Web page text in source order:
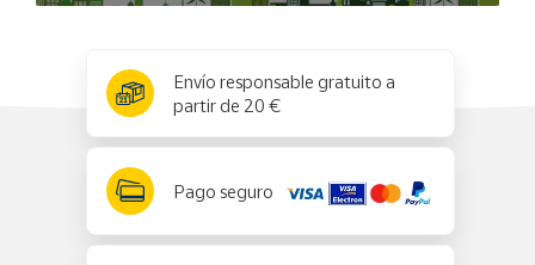
Envío responsable gratuito a
partir de 20 €
Pago seguro